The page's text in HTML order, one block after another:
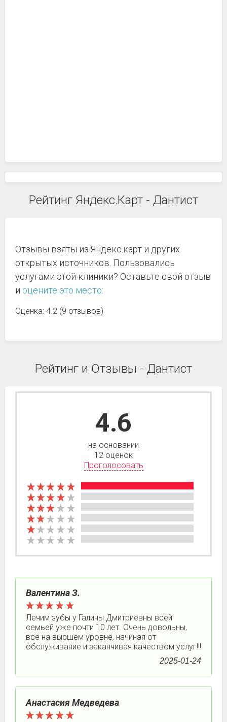
Рейтинг Яндекс.Карт - Дантист
Отзывы взяты из Яндекс.карт и других
открытых источников. Пользовались
услугами этой клиники? Оставьте свой отзыв
и оцените это место:
Оценка: 4.2 (9 отзывов)
Рейтинг и Отзывы - Дантист
4.6
на основании
12 оценок
Проголосовать
Валентина З.
Лечим зубы у Галины Дмитриевны всей
семьей уже почти 10 лет. Очень довольны,
все на высшем уровне, начиная от
обслуживание и заканчивая качеством услуг!!!
2025-01-24
Анастасия Медведева